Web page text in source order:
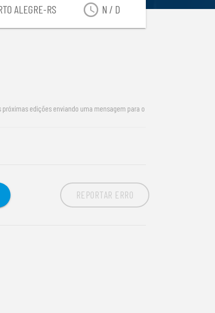
access_time N / D
ALEGRE-RS
edições enviando uma mensagem para o
REPORTAR ERRO